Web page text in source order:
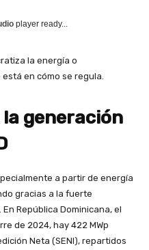
player ready...
la energía o
en cómo se regula.
generación
a partir de energía
gracias a la fuerte
República Dominicana, el
de 2024, hay 422 MWp
Neta (SENI), repartidos